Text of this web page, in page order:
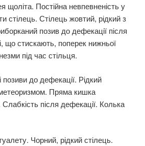
щоліта. Постійна невпевненість у
стілець. Стілець жовтий, рідкий з
позив до дефекації після
що стискають, поперек нижньої
під час стільця.
позиви до дефекації. Рідкий
Пряма кишка
після дефекації. Колька
Чорний, рідкий стілець.